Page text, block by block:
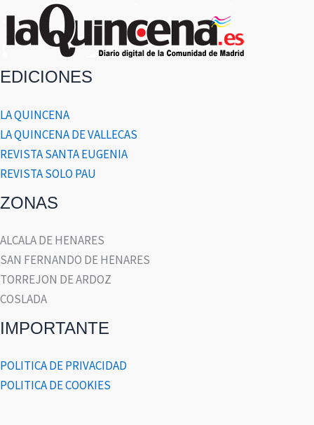
EDICIONES
LA QUINCENA
LA QUINCENA DE VALLECAS
REVISTA SANTA EUGENIA
REVISTA SOLO PAU
ZONAS
ALCALA DE HENARES
SAN FERNANDO DE HENARES
TORREJON DE ARDOZ
COSLADA
IMPORTANTE
POLITICA DE PRIVACIDAD
POLITICA DE COOKIES